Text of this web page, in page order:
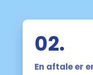
02.
En aftale er